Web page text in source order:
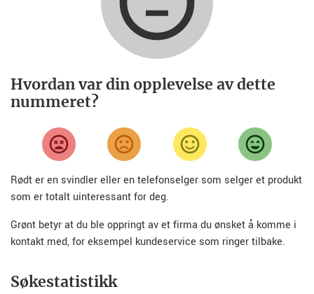
Hvordan var din opplevelse av dette
nummeret?
Rødt er en svindler eller en telefonselger som selger et produkt
som er totalt uinteressant for deg.
Grønt betyr at du ble oppringt av et firma du ønsket å komme i
kontakt med, for eksempel kundeservice som ringer tilbake.
Søkestatistikk